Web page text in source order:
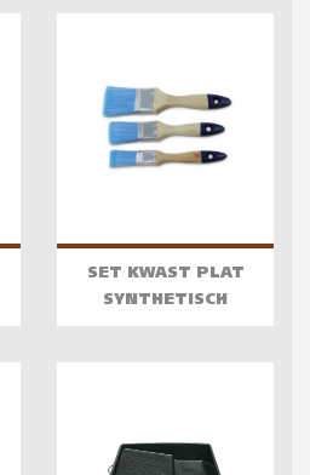
SET KWAST PLAT
SYNTHETISCH